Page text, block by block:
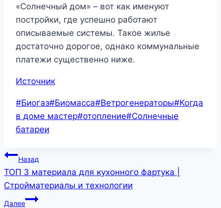
«Солнечный дом» – вот как именуют
постройки, где успешно работают
описываемые системы. Такое жилье
достаточно дорогое, однако коммунальные
платежи существенно ниже.
Источник
Метки
записи:
#Биогаз#Биомасса#Ветрогенераторы#Когда
в доме мастер#отопление#Солнечные
батареи
Навигация
по
записям
Назад
ТОП 3 материала для кухонного фартука |
Стройматериалы и технологии
Далее